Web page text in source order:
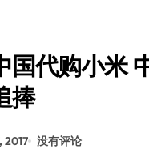
国代购小米
捧
2017 没有评论